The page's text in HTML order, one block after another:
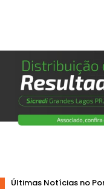
Últimas Notícias no